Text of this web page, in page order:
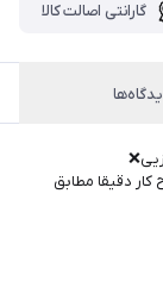
گارانتی اصالت کالا
دقیقا مطابق